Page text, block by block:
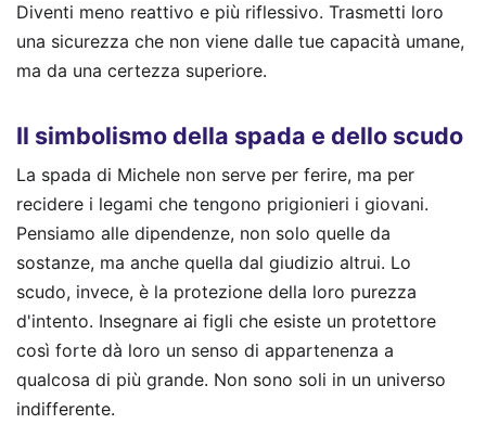
Diventi meno reattivo e più riflessivo. Trasmetti loro
una sicurezza che non viene dalle tue capacità umane,
ma da una certezza superiore.
Il simbolismo della spada e dello scudo
La spada di Michele non serve per ferire, ma per
recidere i legami che tengono prigionieri i giovani.
Pensiamo alle dipendenze, non solo quelle da
sostanze, ma anche quella dal giudizio altrui. Lo
scudo, invece, è la protezione della loro purezza
d'intento. Insegnare ai figli che esiste un protettore
così forte dà loro un senso di appartenenza a
qualcosa di più grande. Non sono soli in un universo
indifferente.